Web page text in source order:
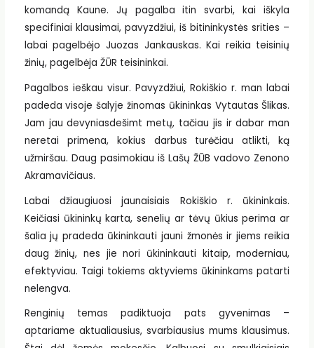
komandą Kaune. Jų pagalba itin svarbi, kai iškyla
specifiniai klausimai, pavyzdžiui, iš bitininkystės srities –
labai pagelbėjo Juozas Jankauskas. Kai reikia teisinių
žinių, pagelbėja ŽŪR teisininkai.
Pagalbos ieškau visur. Pavyzdžiui, Rokiškio r. man labai
padeda visoje šalyje žinomas ūkininkas Vytautas Šlikas.
Jam jau devyniasdešimt metų, tačiau jis ir dabar man
neretai primena, kokius darbus turėčiau atlikti, ką
užmiršau. Daug pasimokiau iš Lašų ŽŪB vadovo Zenono
Akramavičiaus.
Labai džiaugiuosi jaunaisiais Rokiškio r. ūkininkais.
Keičiasi ūkininkų karta, senelių ar tėvų ūkius perima ar
šalia jų pradeda ūkininkauti jauni žmonės ir jiems reikia
daug žinių, nes jie nori ūkininkauti kitaip, moderniau,
efektyviau. Taigi tokiems aktyviems ūkininkams patarti
nelengva.
Renginių temas padiktuoja pats gyvenimas –
aptariame aktualiausius, svarbiausius mums klausimus.